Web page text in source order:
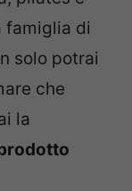
famiglia di
solo potrai
che
la